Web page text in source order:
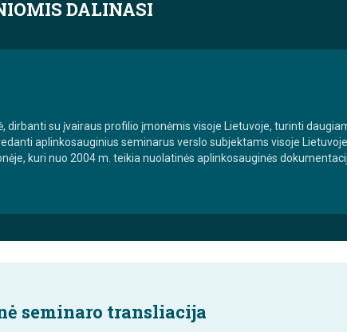
DALINASI
dirbanti su įvairaus profilio įmonėmis visoje Lietuvoje, turinti
aplinkosauginius seminarus verslo subjektams visoje
kuri nuo 2004 m. teikia nuolatinės aplinkosauginės
seminaro transliacija